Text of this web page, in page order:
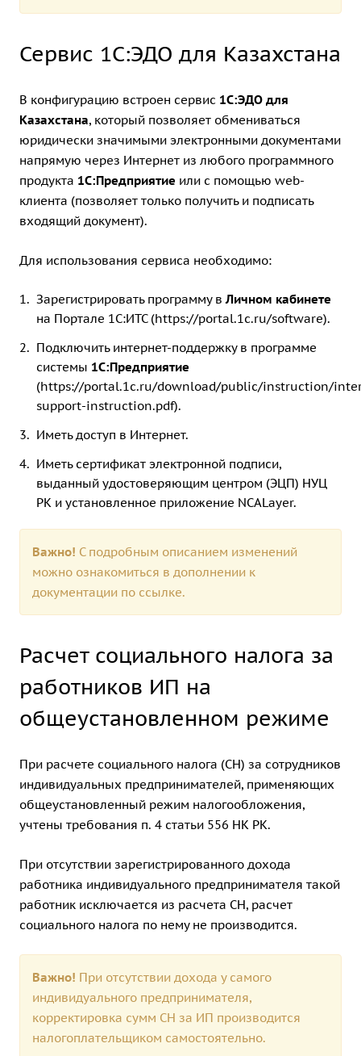
Сервис 1С:ЭДО для Казахстана
В конфигурацию встроен сервис 1С:ЭДО для
Казахстана, который позволяет обмениваться
юридически значимыми электронными документами
напрямую через Интернет из любого программного
продукта 1С:Предприятие или с помощью web-
клиента (позволяет только получить и подписать
входящий документ).
Для использования сервиса необходимо:
Зарегистрировать программу вЛичном кабинете
на Портале 1С:ИТС (https://portal.1c.ru/software).
Подключить интернет-поддержку в программе
системы 1С:Предприятие
(https://portal.1c.ru/download/public/instruction/
support-instruction.pdf).
Иметь доступ в Интернет.
Иметь сертификат электронной подписи,
выданный удостоверяющим центром (ЭЦП) НУЦ
РК и установленное приложение NCALayer.
Важно! С подробным описанием изменений
можно ознакомиться в дополнении к
документации по ссылке.
Расчет социального налога за
работников ИП на
общеустановленном режиме
При расчете социального налога (СН) за сотрудников
индивидуальных предпринимателей, применяющих
общеустановленный режим налогообложения,
учтены требования п. 4 статьи 556 НК РК.
При отсутствии зарегистрированного дохода
работника индивидуального предпринимателя такой
работник исключается из расчета СН, расчет
социального налога по нему не производится.
Важно! При отсутствии дохода у самого
индивидуального предпринимателя,
корректировка сумм СН за ИП производится
налогоплательщиком самостоятельно.